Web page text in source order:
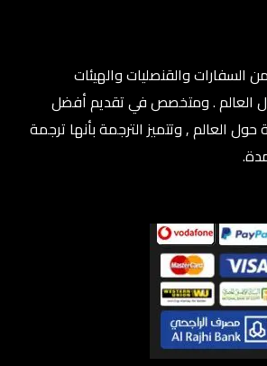
السفارات والقنصليات والهيئات
العالم . ومتخصص في تقديم أفضل
لأكثر من 50 لغة حول العالم , وتتميز الترجمة بأنها ترجمة